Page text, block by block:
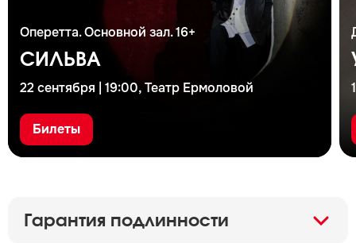
Оперетта. Основной зал. 16+
СИЛЬВА
22 сентября | 19:00, Театр Ермоловой
Билеты
Гарантия подлинности